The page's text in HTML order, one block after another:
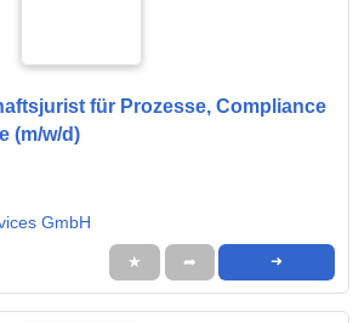
für Prozesse, Compliance
(m/w/d)
GmbH
★ ➦ ➜